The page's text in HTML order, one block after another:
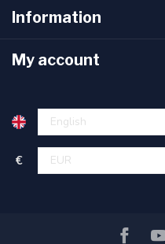
Information
My account
€